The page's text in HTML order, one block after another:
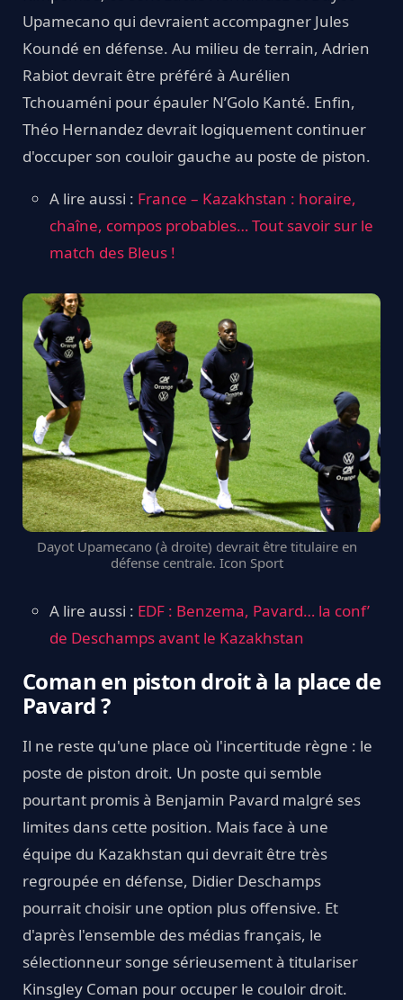
Upamecano qui devraient accompagner Jules
Koundé en défense. Au milieu de terrain, Adrien
Rabiot devrait être préféré à Aurélien
Tchouaméni pour épauler N’Golo Kanté. Enfin,
Théo Hernandez devrait logiquement continuer
d'occuper son couloir gauche au poste de piston.
A lire aussi : France – Kazakhstan : horaire,
chaîne, compos probables… Tout savoir sur le
match des Bleus !
Dayot Upamecano (à droite) devrait être titulaire en
défense centrale. Icon Sport
A lire aussi : EDF : Benzema, Pavard… la conf’
de Deschamps avant le Kazakhstan
Coman en piston droit à la place de
Pavard ?
Il ne reste qu'une place où l'incertitude règne : le
poste de piston droit. Un poste qui semble
pourtant promis à Benjamin Pavard malgré ses
limites dans cette position. Mais face à une
équipe du Kazakhstan qui devrait être très
regroupée en défense, Didier Deschamps
pourrait choisir une option plus offensive. Et
d'après l'ensemble des médias français, le
sélectionneur songe sérieusement à titulariser
Kinsgley Coman pour occuper le couloir droit.